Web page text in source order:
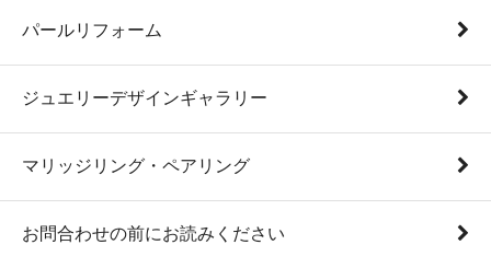
パールリフォーム
ジュエリーデザインギャラリー
マリッジリング・ペアリング
お問合わせの前にお読みください